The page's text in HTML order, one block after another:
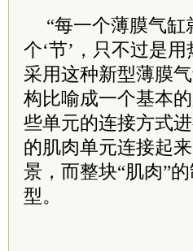
“每一个薄膜气
个‘节’，只不过是
采用这种新型薄膜
构比喻成一个基本
些单元的连接方式
的肌肉单元连接起
景，而整块“肌肉”
型。